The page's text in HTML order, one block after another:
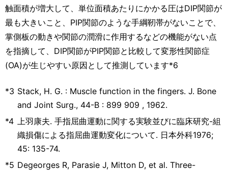
触面積が増大して、単位面積あたりにかかる圧はDIP関節が
最も大きいこと、PIP関節のような手綱靭帯がないことで、
掌側板の動きや関節の潤滑に作用するなどの機能がない点
を指摘して、DIP関節がPIP関節と比較して変形性関節症
(OA)が生じやすい原因として推測しています*6
*3 Stack, H. G. : Muscle function in the fingers. J. Bone
and Joint Surg., 44-B : 899 909 , 1962.
*4 上羽康夫. 手指屈曲運動に関する実験並びに臨床研究-組
織損傷による指屈曲運動変化について. 日本外科1976;
45: 135-74.
*5 Degeorges R, Parasie J, Mitton D, et al. Three-